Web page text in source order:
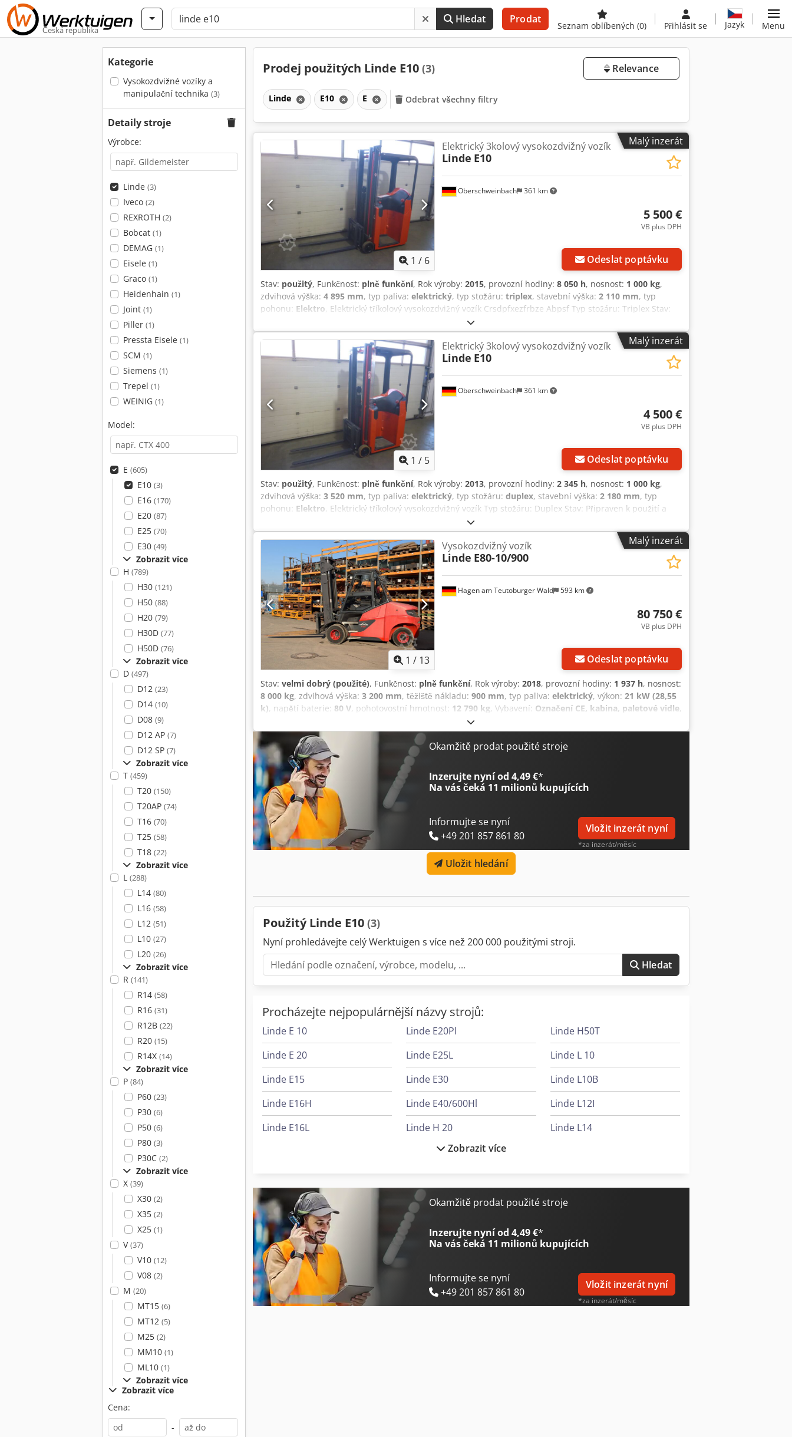
Česká republika
Hledat Prodat
Seznam oblíbených (0) Přihlásit se Jazyk Menu
Kategorie
Vysokozdvižné vozíky a
manipulační technika (3)
Detaily stroje
Výrobce:
Linde (3)
Iveco (2)
REXROTH (2)
Bobcat (1)
DEMAG (1)
Eisele (1)
Graco (1)
Heidenhain (1)
Joint (1)
Piller (1)
Pressta Eisele (1)
SCM (1)
Siemens (1)
Trepel (1)
WEINIG (1)
Model:
E (605)
E10 (3)
E16 (170)
E20 (87)
E25 (70)
E30 (49)
Zobrazit více
H (789)
H30 (121)
H50 (88)
H20 (79)
H30D (77)
H50D (76)
Zobrazit více
D (497)
D12 (23)
D14 (10)
D08 (9)
D12 AP (7)
D12 SP (7)
Zobrazit více
T (459)
T20 (150)
T20AP (74)
T16 (70)
T25 (58)
T18 (22)
Zobrazit více
L (288)
L14 (80)
L16 (58)
L12 (51)
L10 (27)
L20 (26)
Zobrazit více
R (141)
R14 (58)
R16 (31)
R12B (22)
R20 (15)
R14X (14)
Zobrazit více
P (84)
P60 (23)
P30 (6)
P50 (6)
P80 (3)
P30C (2)
Zobrazit více
X (39)
X30 (2)
X35 (2)
X25 (1)
V(37)
V10 (12)
V08 (2)
M (20)
MT15 (6)
MT12 (5)
M25 (2)
MM10 (1)
ML10 (1)
Zobrazit více
Zobrazit více
Cena:
-
Prodej použitých Linde E10 (3) Relevance
Linde E10 E Odebrat všechny filtry
Malý inzerát
1 / 6
Oberschweinbach 361 km
Elektrický 3kolový vysokozdvižný vozík
Linde E10
5 500 €
VB plus DPH
Odeslat poptávku
Stav: použitý, Funkčnost: plně funkční, Rok výroby: 2015, provozní hodiny: 8 050 h, nosnost: 1 000 kg,
zdvihová výška: 4 895 mm, typ paliva: elektrický, typ stožáru: triplex, stavební výška: 2 110 mm, typ
pohonu: Elektro, Elektrický tříkolový vysokozdvižný vozík Crsdpfxezfrbze Abpsf Typ stožáru: Triplex Stav:
Připraven k provozu a plně funkční Technický stav: dobrý Boční posuv, Plný volný zdvih,
Malý inzerát
1 / 5
Oberschweinbach 361 km
Elektrický 3kolový vysokozdvižný vozík
Linde E10
4 500 €
VB plus DPH
Odeslat poptávku
Stav: použitý, Funkčnost: plně funkční, Rok výroby: 2013, provozní hodiny: 2 345 h, nosnost: 1 000 kg,
zdvihová výška: 3 520 mm, typ paliva: elektrický, typ stožáru: duplex, stavební výška: 2 180 mm, typ
pohonu: Elektro, Elektrický tříkolový vysokozdvižný vozík Typ stožáru: Duplex Stav: Připraven k použití a
plně funkční Crodpfszfrbujx Abpef Technický stav: dobrý Boční posuv, Plný volný zdvih,
Malý inzerát
1 / 13
Hagen am Teutoburger Wald 593 km
Vysokozdvižný vozík
Linde E80-10/900
80 750 €
VB plus DPH
Odeslat poptávku
Stav: velmi dobrý (použité), Funkčnost: plně funkční, Rok výroby: 2018, provozní hodiny: 1 937 h, nosnost:
8 000 kg, zdvihová výška: 3 200 mm, těžiště nákladu: 900 mm, typ paliva: elektrický, výkon: 21 kW (28,55
k), napětí baterie: 80 V, pohotovostní hmotnost: 12 790 kg, Vybavení: Označení CE, kabina, paletové vidle,
Vysokozdvižný vozík přesvědčí vysokou nosností, robustní kvalitou značky Linde a je ideální pro těžký
průmyslový provoz. Technické údaje (podle typového štítku): Výrobce: Linde Material Handling Model: E80-
01/900 Rok výroby: 2018 Nosnost: 8 000 kg Pohon: elektrický Napětí baterie: 80 V Výkon pohonu: 2 × 10,5
kW Hmotnost bez nákladu: cca 12 790 kg CE shoda Stav: Velmi dobrý stav odpovídající stáří a nízkému
počtu motohodin. Viz fotografie. Credpfxeyt Ihuo Abpef POUZE 1 937 PROVOZNÍCH HODIN Ostatní: Prodej
ve stavu jak stojí a leží Prohlídka a vyzvednutí v Hagen a.T.W. po dohodě možné Lokalita: Hagen a.T.W.
Prodej firmou → bez záruky a odpovědnosti za vady, chyby vyhrazeny.
Okamžitě prodat použité stroje
Inzerujte nyní od 4,49 €*
Na vás čeká 11 milionů kupujících
Informujte se nyní
+49 201 857 861 80
Vložit inzerát nyní
*za inzerát/měsíc
Uložit hledání
Použitý Linde E10 (3)
Nyní prohledávejte celý Werktuigen s více než 200 000 použitými stroji.
Hledat
Procházejte nejpopulárnější názvy strojů:
Linde E 10
Linde E 20
Linde E15
Linde E16H
Linde E16L
Linde E20Ph
Linde E20Phl
Linde E20Pl
Linde E25L
Linde E30
Linde E40/600Hl
Linde H 20
Linde H14D
Linde H40D
Linde H40T
Linde H50T
Linde L 10
Linde L10B
Linde L12I
Linde L14
Zobrazit více
Okamžitě prodat použité stroje
Inzerujte nyní od 4,49 €*
Na vás čeká 11 milionů kupujících
Informujte se nyní
+49 201 857 861 80
Vložit inzerát nyní
*za inzerát/měsíc